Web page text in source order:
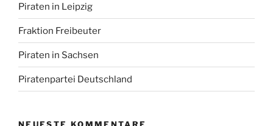
Piraten in Leipzig
Fraktion Freibeuter
Piraten in Sachsen
Piratenpartei Deutschland